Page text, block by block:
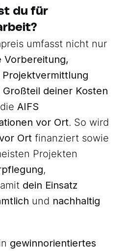
du für
umfasst nicht nur
Vorbereitung,
Großteil deiner Kosten
AIFS
vor Ort. So wird
Ort finanziert sowie
Projekten
,
dein Einsatz
und nachhaltig
gewinnorientiertes